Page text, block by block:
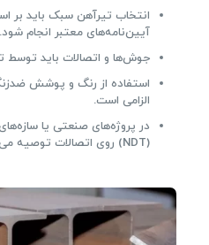
انتخاب تیرآهن سبک باید بر
آیین‌نامه‌های معتبر انجام شود.
جوش‌ها و اتصالات باید
استفاده از رنگ و پوشش
الزامی است.
در پروژه‌های صنعتی یا
(NDT) روی اتصالات توصیه می‌شود.